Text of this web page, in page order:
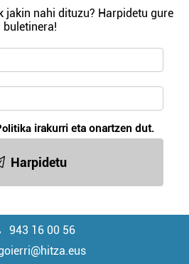
jakin nahi dituzu? Harpidetu gure
buletinera!
irakurri eta onartzen dut.
Harpidetu
943 16 00 56